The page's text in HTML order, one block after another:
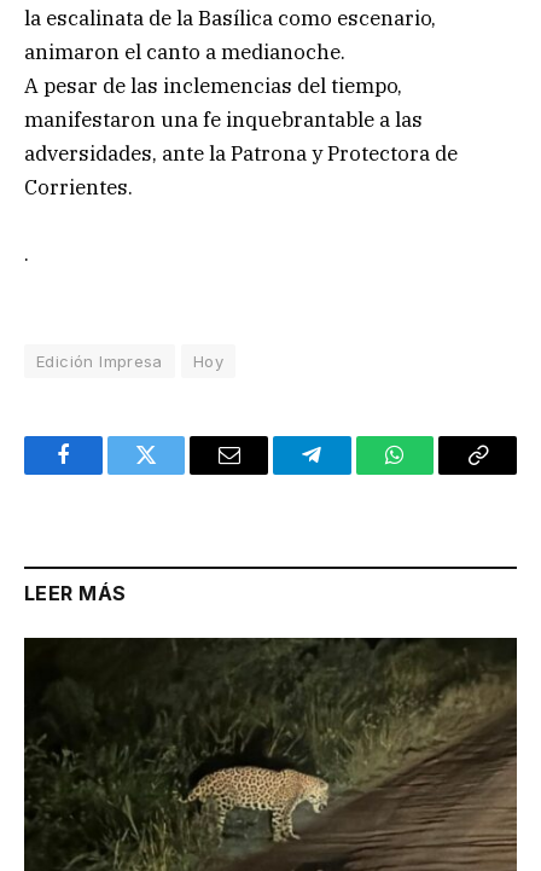
la escalinata de la Basílica como escenario,
animaron el canto a medianoche.
A pesar de las inclemencias del tiempo,
manifestaron una fe inquebrantable a las
adversidades, ante la Patrona y Protectora de
Corrientes.
.
Edición Impresa Hoy
FacebookTwitter Email TelegramWhatsAppCopy
LEER MÁS